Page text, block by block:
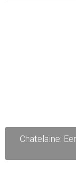
Chatelaine: